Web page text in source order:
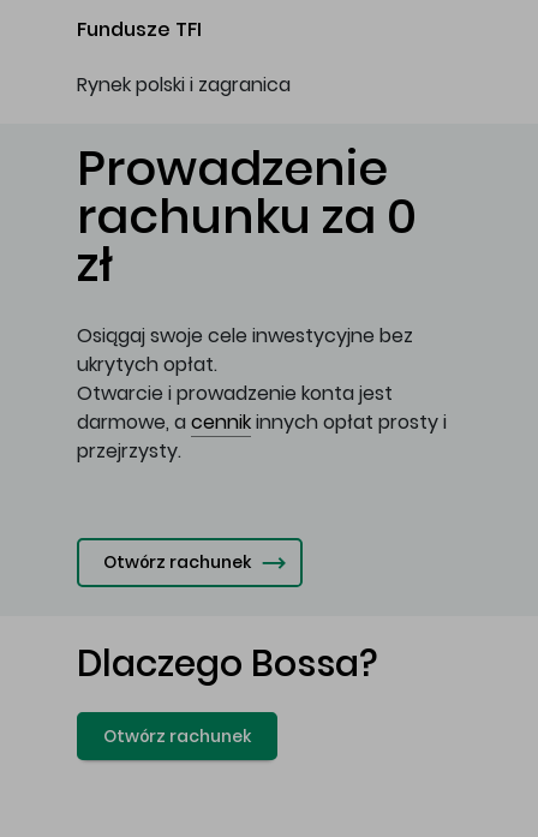
Fundusze TFI
Rynek polski i zagranica
Prowadzenie
rachunku za 0
zł
Osiągaj swoje cele inwestycyjne bez
ukrytych opłat.
Otwarcie i prowadzenie konta jest
darmowe, a cennikinnych opłat prosty i
przejrzysty.
Otwórz rachunek
Dlaczego Bossa?
Otwórz rachunek